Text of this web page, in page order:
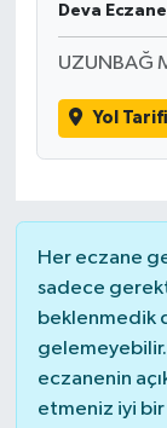
Deva
UZUNBAĞ
Yol Tarifi
Her eczane
sadece
beklenmedik
eczanenin
etmeniz iyi bir
SPOR
YAŞAM